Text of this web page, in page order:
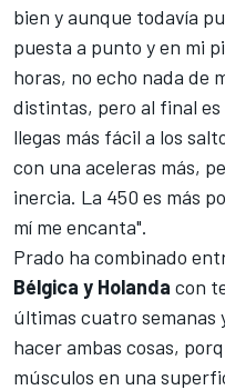
bien y aunque todavía
puesta a punto y en mi
horas, no echo nada de
distintas, pero al final
llegas más fácil a los
con una aceleras más,
inercia. La 450 es más
mí me encanta".
Prado ha combinado
Bélgica y Holanda con
últimas cuatro semanas
hacer ambas cosas,
músculos en una